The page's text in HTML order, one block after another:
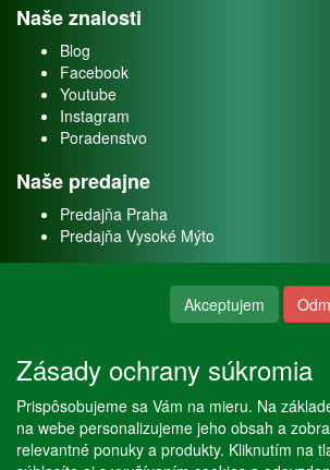
Naše znalosti
Blog
Facebook
Youtube
Instagram
Poradenstvo
Naše predajne
Predajňa Praha
Predajňa Vysoké Mýto
Naše služby
Servis
Predaj akváriových rýb
Predaj akváriových rastlín
Akceptujem
Zásady ochrany súkromia
Prispôsobujeme sa Vám na mieru. Na
na webe personalizujeme jeho obsah a
relevantné ponuky a produkty. Kliknutím na